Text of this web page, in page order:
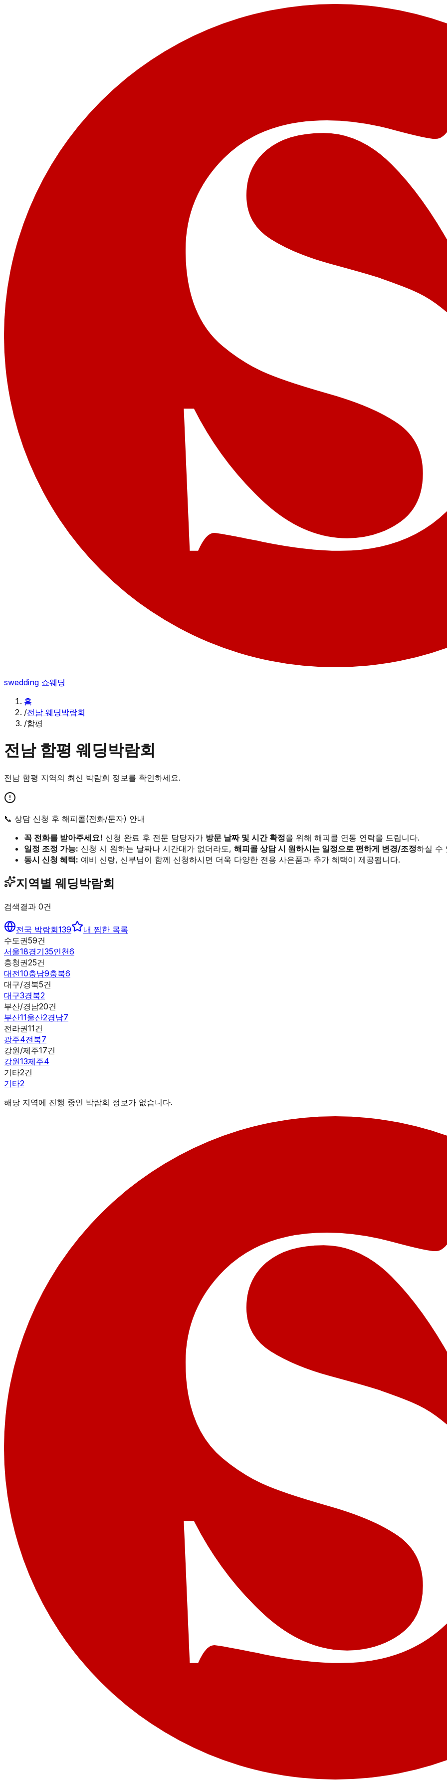
swedding 쇼웨딩
홈
/전남 웨딩박람회
/함평
전남 함평 웨딩박람회
전남 함평 지역의 최신 박람회 정보를 확인하세요.
📞 상담 신청 후 해피콜(전화/문자) 안내
꼭 전화를 받아주세요! 신청 완료 후 전문 담당자가 방문 날짜 및 시간 확정을 위해 해피콜 연동 연락을 드립니다.
일정 조정 가능: 신청 시 원하는 날짜나 시간대가 없더라도, 해피콜 상담 시 원하시는 일정으로 편하게 변경/조정하실 수
동시 신청 혜택: 예비 신랑, 신부님이 함께 신청하시면 더욱 다양한 전용 사은품과 추가 혜택이 제공됩니다.
지역별 웨딩박람회
검색결과 0건
전국 박람회139
내 찜한 목록
수도권59건
서울18경기35인천6
충청권25건
대전10충남9충북6
대구/경북5건
대구3경북2
부산/경남20건
부산11울산2경남7
전라권11건
광주4전북7
강원/제주17건
강원13제주4
기타2건
기타2
해당 지역에 진행 중인 박람회 정보가 없습니다.